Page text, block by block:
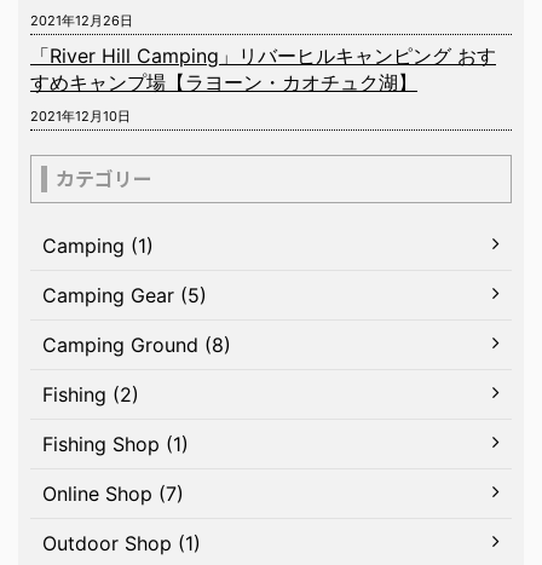
2021年12月26日
「River Hill Camping」リバーヒルキャンピング おす
すめキャンプ場【ラヨーン・カオチュク湖】
2021年12月10日
カテゴリー
Camping (1)
Camping Gear (5)
Camping Ground (8)
Fishing (2)
Fishing Shop (1)
Online Shop (7)
Outdoor Shop (1)